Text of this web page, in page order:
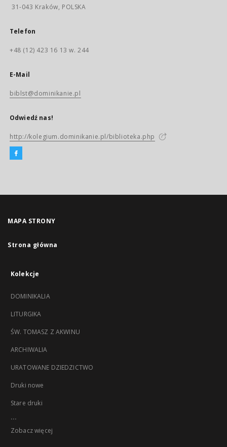
31-043 Kraków, POLSKA
Telefon
+48 (12) 423 16 13 w. 244
E-Mail
biblst@dominikanie.pl
Odwiedź nas!
http://kolegium.dominikanie.pl/biblioteka.php
MAPA STRONY
Strona główna
Kolekcje
DOMINIKALIA
LITURGIKA
ŚW. TOMASZ Z AKWINU
ARCHIWALIA
URATOWANE DZIEDZICTWO
Druki nowe
Stare druki
...
Zobacz więcej